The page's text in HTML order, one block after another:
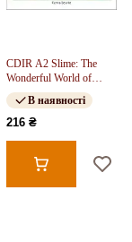
CDIR A2 Slime: The
Wonderful World of
Mucus (Book with
Online Access)
В наявності
216 ₴